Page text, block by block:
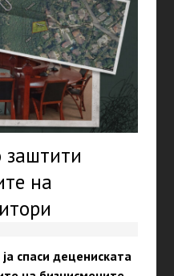
заштити
на
спаси децениската